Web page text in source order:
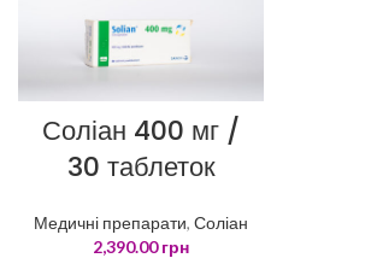
Соліан 400 мг /
30 таблеток
Медичні препарати, Соліан
2,390.00грн